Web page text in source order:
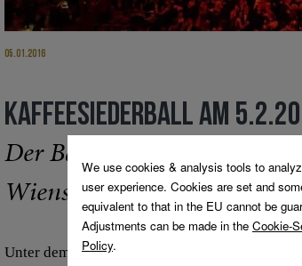
05.01.2016
KAFFEESIEDERBALL AM
Der Ball der Wiener
Wiens und somit ein
Unter dem Motto "K & K Künstler und